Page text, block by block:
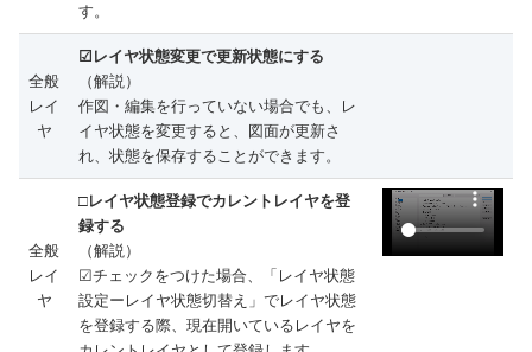
す。
全般
レイ
ヤ
☑レイヤ状態変更で更新状態にする
（解説）
作図・編集を行っていない場合でも、レ
イヤ状態を変更すると、図面が更新さ
れ、状態を保存することができます。
全般
レイ
ヤ
□レイヤ状態登録でカレントレイヤを登
録する
（解説）
☑チェックをつけた場合、「レイヤ状態
設定ーレイヤ状態切替え」でレイヤ状態
を登録する際、現在開いているレイヤを